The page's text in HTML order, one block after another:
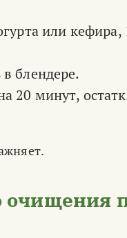
или кефира,
блендере.
20 минут,
очищения